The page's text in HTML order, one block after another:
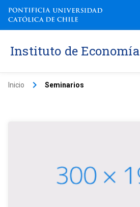
Instituto de Economía
Inicio keyboard_arrow_right Seminarios